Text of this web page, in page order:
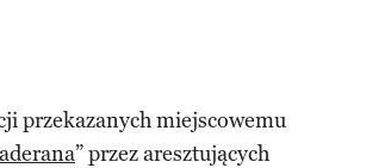
przekazanych miejscowemu
” przez aresztujących